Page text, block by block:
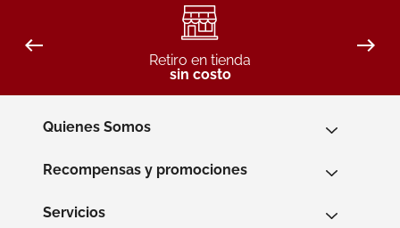
Retiro en tienda
sin costo
Quienes Somos
Recompensas y promociones
Servicios